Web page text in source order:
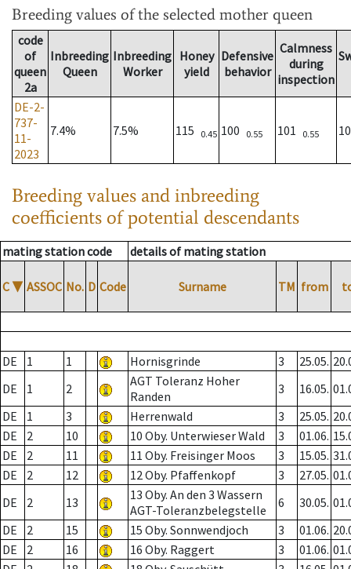
Breeding values of the selected mother queen
code
of
queen
2a
Inbreeding
Queen
Inbreeding
Worker
Honey
yield
Defensive
behavior
Calmness
during
inspection
DE-2-
737-
11-
2023
7.4% 7.5% 115 0.45 100 0.55 101 0.55
Breeding values and inbreeding
coefficients of potential descendants
mating station code details of mating station
C ▼ ASSOC No. D Code Surname TM from
DE 1 1 Hornisgrinde 3 25.05.
DE
1 2
AGT Toleranz Hoher
Randen
3 16.05.
DE
1 3 Herrenwald 3 25.05.
DE
2 10 10 Oby. Unterwieser Wald 3 01.06.
DE
2 11 11 Oby. Freisinger Moos 3 15.05.
DE
2 12 12 Oby. Pfaffenkopf 3 27.05.
DE
2 13
13 Oby. An den 3 Wassern
AGT-Toleranzbelegstelle
6 30.05.
DE
2 15 15 Oby. Sonnwendjoch 3 01.06.
DE
2 16 16 Oby. Raggert 3 01.06.